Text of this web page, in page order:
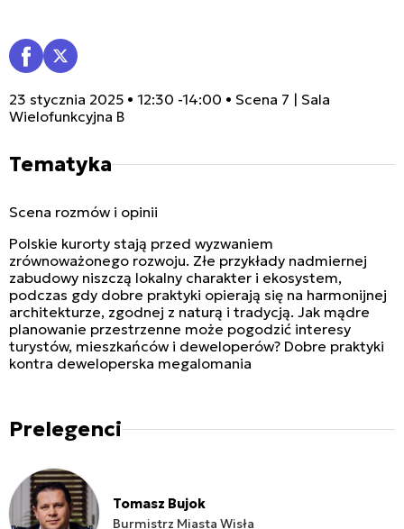
23 stycznia 2025 • 12:30 -14:00 • Scena 7 | Sala
Wielofunkcyjna B
Tematyka
Scena rozmów i opinii
Polskie kurorty stają przed wyzwaniem
zrównoważonego rozwoju. Złe przykłady nadmiernej
zabudowy niszczą lokalny charakter i ekosystem,
podczas gdy dobre praktyki opierają się na harmonijnej
architekturze, zgodnej z naturą i tradycją. Jak mądre
planowanie przestrzenne może pogodzić interesy
turystów, mieszkańców i deweloperów? Dobre praktyki
kontra deweloperska megalomania
Prelegenci
Tomasz Bujok
Burmistrz Miasta Wisła